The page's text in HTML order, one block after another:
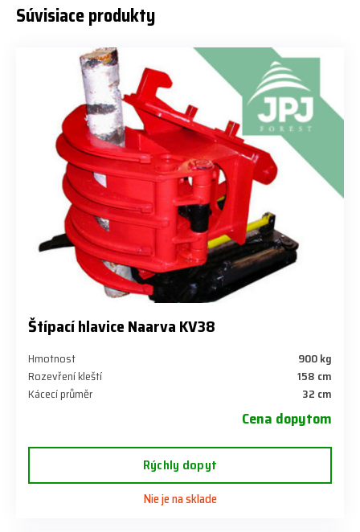
Súvisiace produkty
Štípací hlavice Naarva KV38
Hmotnost
900 kg
Rozevření kleští
158 cm
Kácecí průměr
32 cm
Cena dopytom
Rýchly dopyt
Nie je na sklade